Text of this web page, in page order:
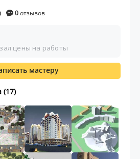
0отзывов
цены на работы
мастеру
(17)